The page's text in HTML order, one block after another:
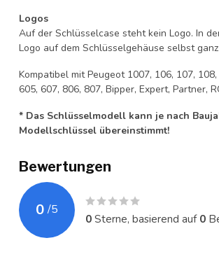
Logos
Auf der Schlüsselcase steht kein Logo. In
Logo auf dem Schlüsselgehäuse selbst
Kompatibel mit Peugeot 1007, 106, 107,
605, 607, 806, 807, Bipper, Expert, Partner,
* Das Schlüsselmodell kann je nach
Modellschlüssel übereinstimmt!
Bewertungen
0 /5
0Sterne, basierend auf0